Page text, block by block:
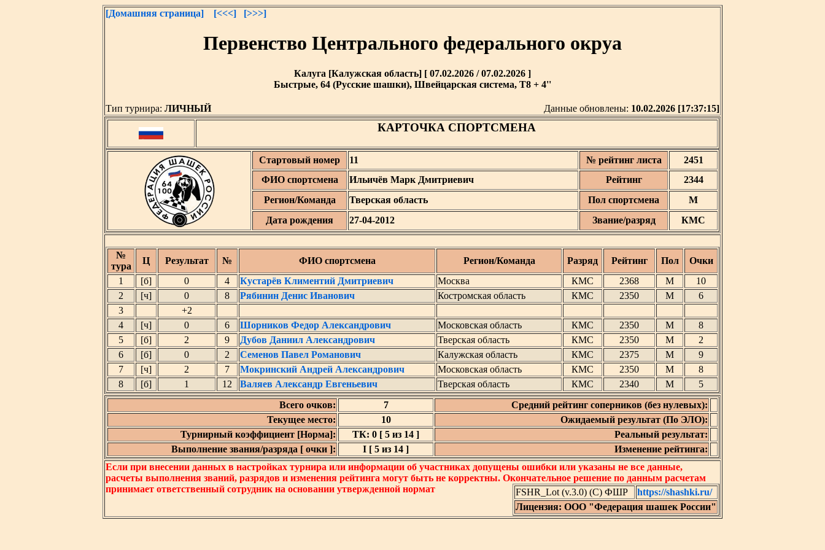
[Домашняя страница] [<<<] [>>>]
Первенство Центрального федерального окруа
Калуга [Калужская область] [ 07.02.2026 / 07.02.2026 ]
Быстрые, 64 (Русские шашки), Швейцарская система, T8 + 4''
Тип турнира: ЛИЧНЫЙ Данные обновлены: 10.02.2026 [17:37:15]
КАРТОЧКА СПОРТСМЕНА
Стартовый номер 11 № рейтинг листа
2451
ФИО спортсмена
Ильичёв Марк Дмитриевич Рейтинг
2344
Регион/Команда
Тверская область Пол спортсмена
М
Дата рождения
27-04-2012 Звание/разряд КМС
№
тура
Ц Результат № ФИО спортсмена Регион/Команда Разряд Рейтинг Пол
Очки
1
[б] 0 4 Кустарёв Климентий Дмитриевич Москва КМС 2368 М
10
2
[ч] 0 8 Рябинин Денис Иванович Костромская область КМС 2350 М
6
3
+2
4
[ч] 0 6 Шорников Федор Александрович Московская область КМС 2350 М
8
5
[б] 2 9 Дубов Даниил Александрович Тверская область КМС 2350 М
2
6
[б] 0 2 Семенов Павел Романович Калужская область КМС 2375 М
9
7
[ч] 2 7 Мокринский Андрей Александрович Московская область КМС 2350 М
8
8
[б] 1 12 Валяев Александр Евгеньевич Тверская область КМС 2340 М
5
Всего очков:
7
Средний рейтинг соперников (без нулевых):
Текущее место:
10
Ожидаемый результат (По ЭЛО):
Турнирный коэффициент [Норма]:
ТК: 0 [ 5 из 14 ]
Реальный результат:
Выполнение звания/разряда [ очки ]:
I [ 5 из 14 ]
Изменение рейтинга:
Если при внесении данных в настройках турнира или информации об участниках допущены ошибки или указаны не все данные,
расчеты выполнения званий, разрядов и изменения рейтинга могут быть не корректны. Окончательное решение по данным расчетам
принимает ответственный сотрудник на основании утвержденной нормат
FSHR_Lot (v.3.0) (C) ФШР
https://shashki.ru/
Лицензия: ООО "Федерация шашек России"